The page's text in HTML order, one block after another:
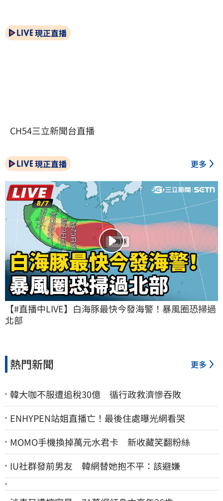
現正直播
CH54三立新聞台直播
現正直播 更多
【#直播中LIVE】白海豚最快今發海警！暴風圈恐掃過
北部
熱門新聞 更多
韓大咖不服遭追稅30億 循行政救濟慘吞敗
ENHYPEN站姐直播亡！最後住處曝光網看哭
MOMO手機換掉萬元水君卡 新收藏笑翻粉絲
IU社群發前男友 韓網替她抱不平：該避嫌